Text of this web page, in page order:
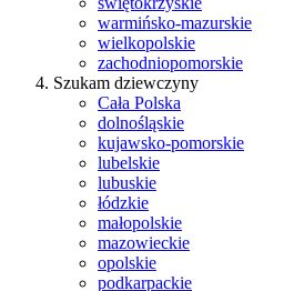
warmińsko-mazurskie
wielkopolskie
zachodniopomorskie
Szukam dziewczyny
Cała Polska
dolnośląskie
kujawsko-pomorskie
lubelskie
lubuskie
łódzkie
małopolskie
mazowieckie
opolskie
podkarpackie